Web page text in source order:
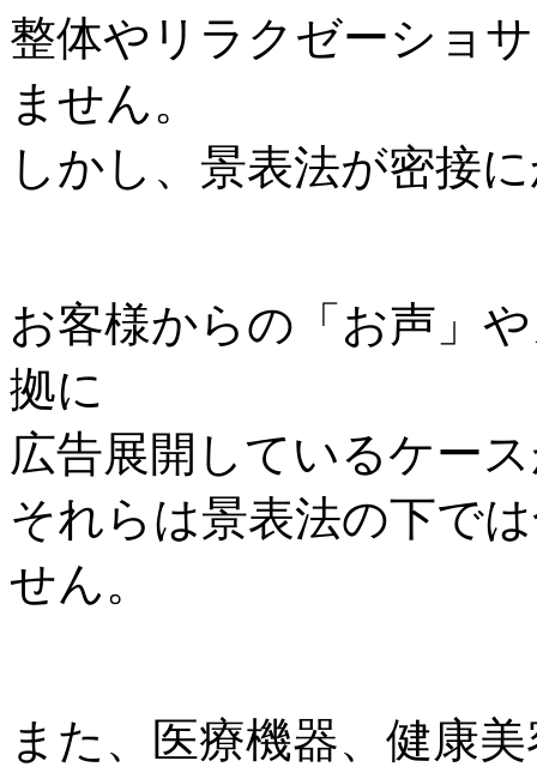
整体やリラクゼーショ
ません。
しかし、景表法が密接
お客様からの「お声」
拠に
広告展開しているケー
それらは景表法の下で
せん。
また、医療機器、健康